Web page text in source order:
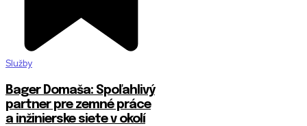
Služby
Bager Domaša: Spoľahlivý
partner pre zemné práce
a inžinierske siete v okolí